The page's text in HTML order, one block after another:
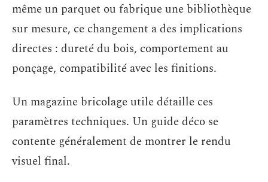
même un parquet ou fabrique une bibliothèque
sur mesure, ce changement a des implications
directes : dureté du bois, comportement au
ponçage, compatibilité avec les finitions.
Un magazine bricolage utile détaille ces
paramètres techniques. Un guide déco se
contente généralement de montrer le rendu
visuel final.